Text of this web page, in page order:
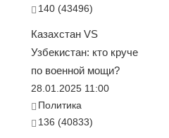
140 (43496)
Казахстан VS
Узбекистан: кто круче
по военной мощи?
28.01.2025 11:00
Политика
136 (40833)